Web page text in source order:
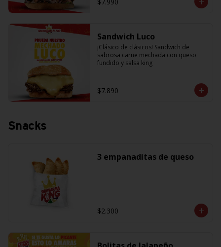
una sutil salsa king 👑
Sandwich Luco
¡Clásico de clásicos! Sandwich de
sabrosa carne mechada con queso
fundido y salsa king
$7.890
Snacks
3 empanaditas de queso
$2.300